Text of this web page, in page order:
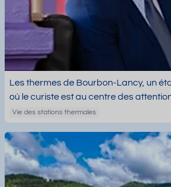
Les thermes de Bourbon-Lancy, un
où le curiste est au centre des
Vie des stations thermales